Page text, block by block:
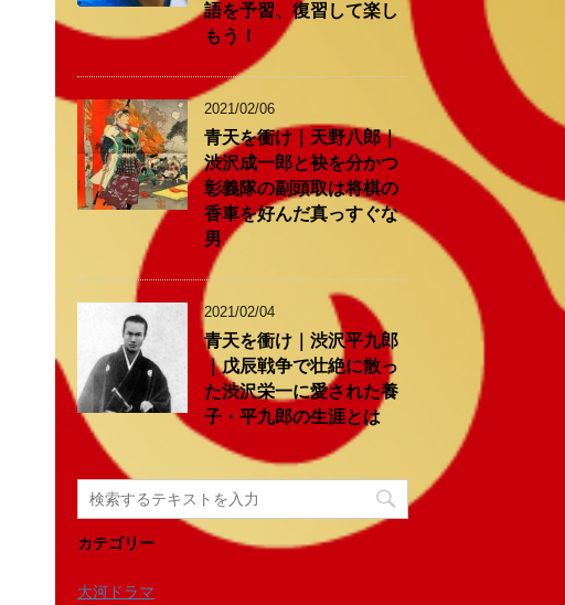
語を予習、復習して楽し
もう！
2021/02/06
青天を衝け｜天野八郎｜
渋沢成一郎と袂を分かつ
彰義隊の副頭取は将棋の
香車を好んだ真っすぐな
男
2021/02/04
青天を衝け｜渋沢平九郎
｜戊辰戦争で壮絶に散っ
た渋沢栄一に愛された養
子・平九郎の生涯とは
カテゴリー
大河ドラマ